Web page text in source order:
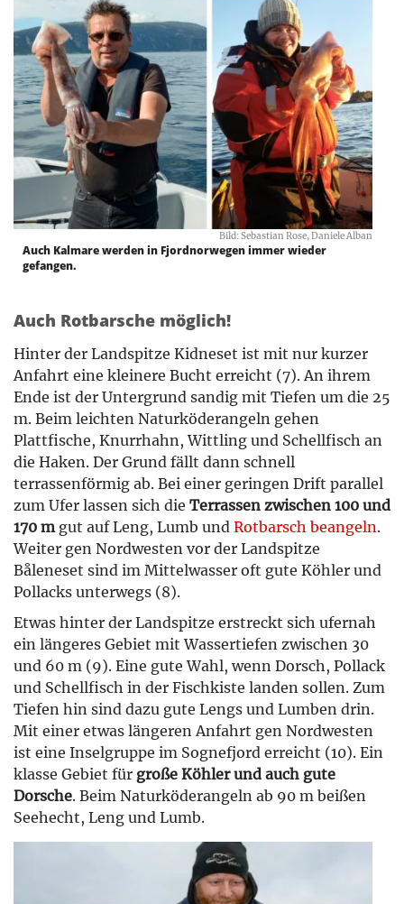
Bild: Sebastian Rose, Daniele Alban
Auch Kalmare werden in Fjordnorwegen immer wieder
gefangen.
Auch Rotbarsche möglich!
Hinter der Landspitze Kidneset ist mit nur kurzer
Anfahrt eine kleinere Bucht erreicht (7). An ihrem
Ende ist der Untergrund sandig mit Tiefen um die 25
m. Beim leichten Naturköderangeln gehen
Plattfische, Knurrhahn, Wittling und Schellfisch an
die Haken. Der Grund fällt dann schnell
terrassenförmig ab. Bei einer geringen Drift parallel
zum Ufer lassen sich die Terrassen zwischen 100 und
170 m gut auf Leng, Lumb und Rotbarsch beangeln.
Weiter gen Nordwesten vor der Landspitze
Båleneset sind im Mittelwasser oft gute Köhler und
Pollacks unterwegs (8).
Etwas hinter der Landspitze erstreckt sich ufernah
ein längeres Gebiet mit Wassertiefen zwischen 30
und 60 m (9). Eine gute Wahl, wenn Dorsch, Pollack
und Schellfisch in der Fischkiste landen sollen. Zum
Tiefen hin sind dazu gute Lengs und Lumben drin.
Mit einer etwas längeren Anfahrt gen Nordwesten
ist eine Inselgruppe im Sognefjord erreicht (10). Ein
klasse Gebiet für große Köhler und auch gute
Dorsche. Beim Naturköderangeln ab 90 m beißen
Seehecht, Leng und Lumb.